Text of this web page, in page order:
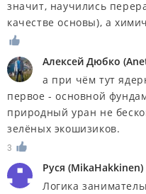
значит, научились
качестве основы), а
Алексей Дюбко (
а при чём тут
первое - основной
природный уран не
зелёных экошизиков.
3
Руся (MikaHakkinen)
Логика